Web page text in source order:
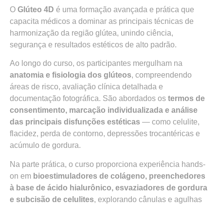
O Glúteo 4D é uma formação avançada e prática que
capacita médicos a dominar as principais técnicas de
harmonização da região glútea, unindo ciência,
segurança e resultados estéticos de alto padrão.
Ao longo do curso, os participantes mergulham na
anatomia e fisiologia dos glúteos, compreendendo
áreas de risco, avaliação clínica detalhada e
documentação fotográfica. São abordados os termos de
consentimento, marcação individualizada e análise
das principais disfunções estéticas — como celulite,
flacidez, perda de contorno, depressões trocantéricas e
acúmulo de gordura.
Na parte prática, o curso proporciona experiência hands-
on em bioestimuladores de colágeno, preenchedores
à base de ácido hialurônico, esvaziadores de gordura
e subcisão de celulites, explorando cânulas e agulhas